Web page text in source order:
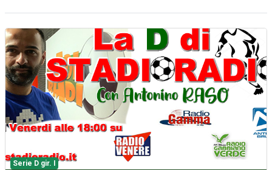
Serie D gir. I